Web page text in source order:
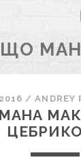
ЩО
/ANDREY